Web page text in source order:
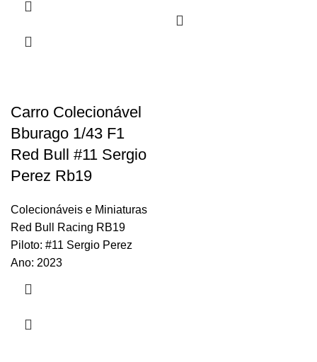
Carro Colecionável
Bburago 1/43 F1
Red Bull #11 Sergio
Perez Rb19
Colecionáveis e Miniaturas
Red Bull Racing RB19
Piloto: #11 Sergio Perez
Ano: 2023